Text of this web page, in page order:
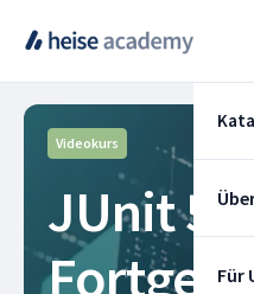
Für
Videokurs
JUnit 5